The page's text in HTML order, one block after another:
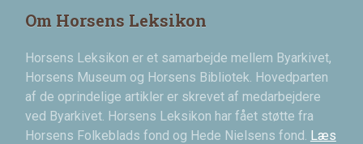
Om Horsens Leksikon
Horsens Leksikon er et samarbejde mellem Byarkivet,
Horsens Museum og Horsens Bibliotek. Hovedparten
af de oprindelige artikler er skrevet af medarbejdere
ved Byarkivet. Horsens Leksikon har fået støtte fra
Horsens Folkeblads fond og Hede Nielsens fond. Læs